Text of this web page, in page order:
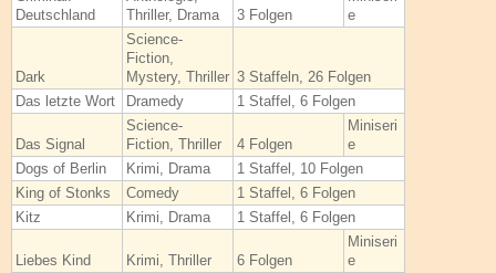
Deutschland
Thriller, Drama
3 Folgen
e
Dark
Science-
Fiction,
Mystery, Thriller 3 Staffeln, 26 Folgen
Das letzte Wort
Dramedy 1 Staffel, 6 Folgen
Das Signal
Science-
Fiction, Thriller
4 Folgen
Miniseri
e
Dogs of Berlin
Krimi, Drama
1 Staffel, 10 Folgen
King of Stonks
Comedy
1 Staffel, 6 Folgen
Kitz
Krimi, Drama 1 Staffel, 6 Folgen
Liebes Kind Krimi, Thriller 6 Folgen
Miniseri
e